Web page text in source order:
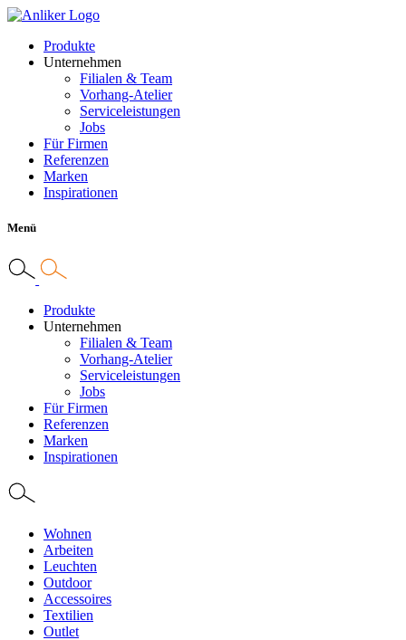
Produkte
Unternehmen
Filialen & Team
Vorhang-Atelier
Serviceleistungen
Jobs
Für Firmen
Referenzen
Marken
Inspirationen
Menü
Produkte
Unternehmen
Filialen & Team
Vorhang-Atelier
Serviceleistungen
Jobs
Für Firmen
Referenzen
Marken
Inspirationen
Wohnen
Arbeiten
Leuchten
Outdoor
Accessoires
Textilien
Outlet